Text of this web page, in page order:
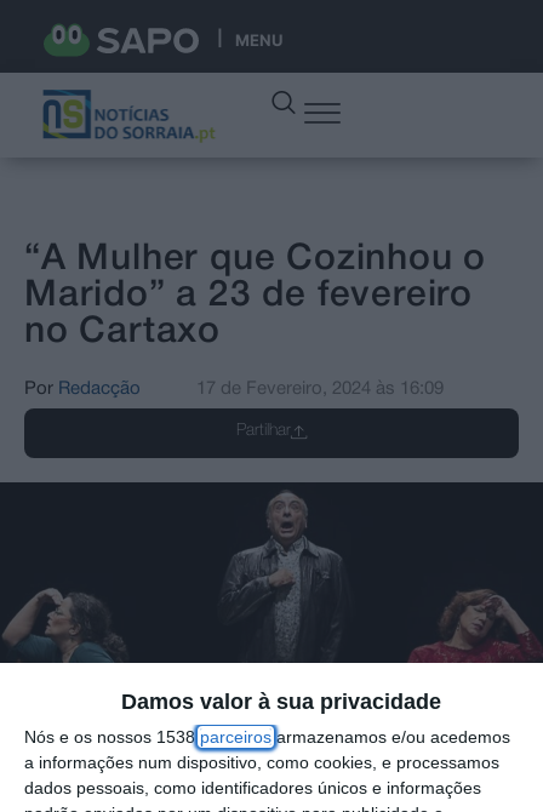
Damos valor à sua privacidade
Nós e os nossos 1538parceirosarmazenamos e/ou acedemos
a informações num dispositivo, como cookies, e processamos
dados pessoais, como identificadores únicos e informações
MENU
“A Mulher que Cozinhou o
Marido” a 23 de fevereiro
no Cartaxo
Por Redacção 17 de Fevereiro, 2024 às 16:09
Partilhar